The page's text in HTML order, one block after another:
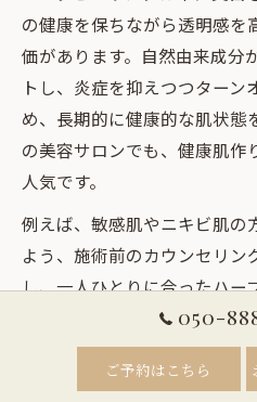
の健康を保ちながら透明感を
価があります。自然由来成分
トし、炎症を抑えつつターン
め、長期的に健康的な肌状態
の美容サロンでも、健康肌作
人気です。
例えば、敏感肌やニキビ肌の
よう、施術前のカウンセリン
し、一人ひとりに合ったハー
います。これにより、美白効
も期待できるため、健やかな
想的なケア方法と言えるでし
050-
ご予約はこちら